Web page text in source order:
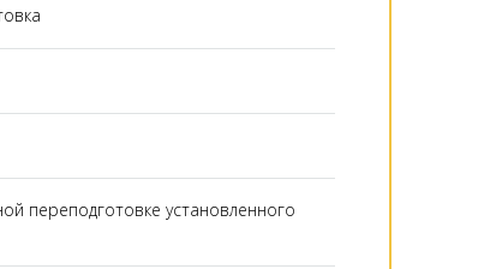
переподготовке установленного